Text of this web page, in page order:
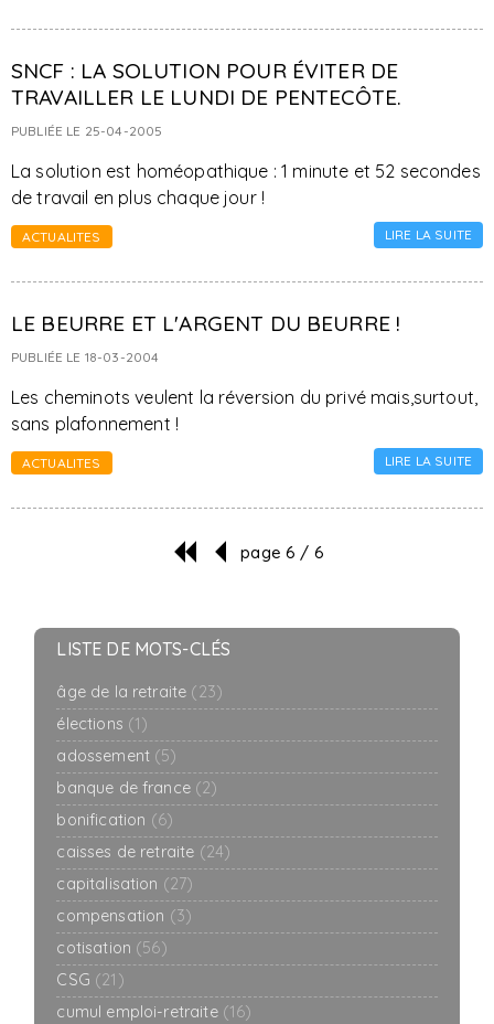
SNCF : LA SOLUTION POUR ÉVITER DE
TRAVAILLER LE LUNDI DE PENTECÔTE.
PUBLIÉE LE 25-04-2005
La solution est homéopathique : 1 minute et 52 secondes
de travail en plus chaque jour !
ACTUALITES LIRE LA SUITE
LE BEURRE ET L'ARGENT DU BEURRE !
PUBLIÉE LE 18-03-2004
Les cheminots veulent la réversion du privé mais,surtout,
sans plafonnement !
ACTUALITES LIRE LA SUITE
page 6 / 6
LISTE DE MOTS-CLÉS
âge de la retraite (23)
élections (1)
adossement (5)
banque de france (2)
bonification (6)
caisses de retraite (24)
capitalisation (27)
compensation (3)
cotisation (56)
CSG (21)
cumul emploi-retraite (16)